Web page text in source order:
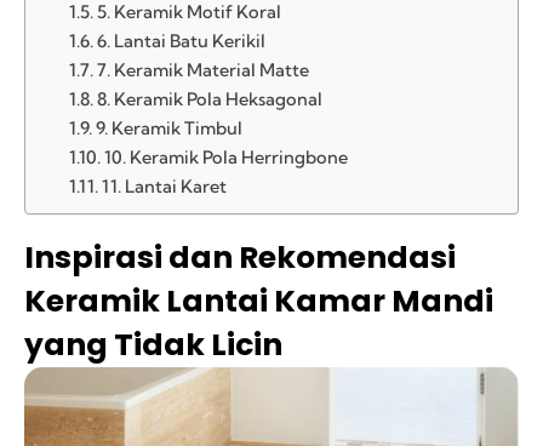
5. Keramik Motif Koral
6. Lantai Batu Kerikil
7. Keramik Material Matte
8. Keramik Pola Heksagonal
9. Keramik Timbul
10. Keramik Pola Herringbone
11. Lantai Karet
Inspirasi dan Rekomendasi
Keramik Lantai Kamar Mandi
yang Tidak Licin